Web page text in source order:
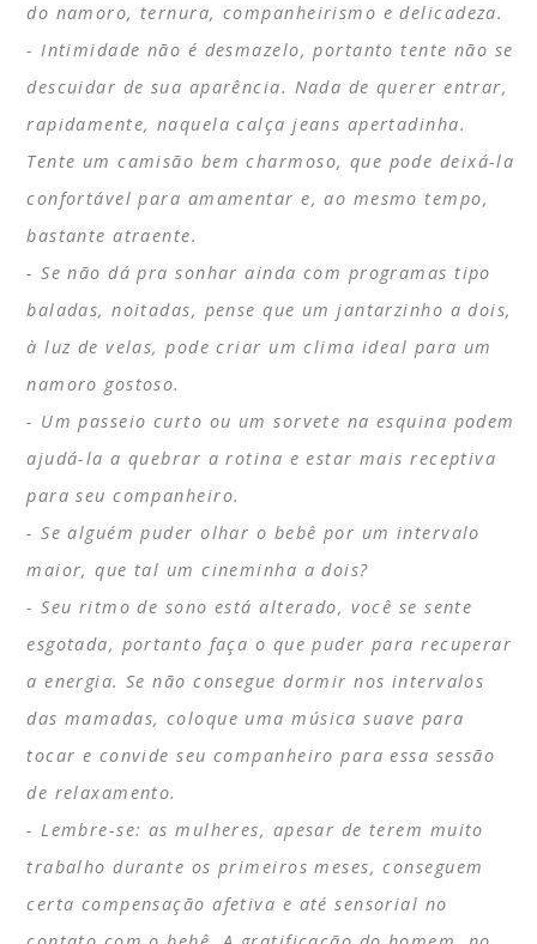
do namoro, ternura, companheirismo e delicadeza.
Intimidade não é desmazelo, portanto tente não se
descuidar de sua aparência. Nada de querer entrar,
rapidamente, naquela calça jeans apertadinha.
Tente um camisão bem charmoso, que pode deixá-la
confortável para amamentar e, ao mesmo tempo,
bastante atraente.
Se não dá pra sonhar ainda com programas tipo
baladas, noitadas, pense que um jantarzinho a dois,
à luz de velas, pode criar um clima ideal para um
namoro gostoso.
Um passeio curto ou um sorvete na esquina podem
ajudá-la a quebrar a rotina e estar mais receptiva
para seu companheiro.
Se alguém puder olhar o bebê por um intervalo
maior, que tal um cineminha a dois?
Seu ritmo de sono está alterado, você se sente
esgotada, portanto faça o que puder para recuperar
a energia. Se não consegue dormir nos intervalos
das mamadas, coloque uma música suave para
tocar e convide seu companheiro para essa sessão
de relaxamento.
Lembre-se: as mulheres, apesar de terem muito
trabalho durante os primeiros meses, conseguem
certa compensação afetiva e até sensorial no